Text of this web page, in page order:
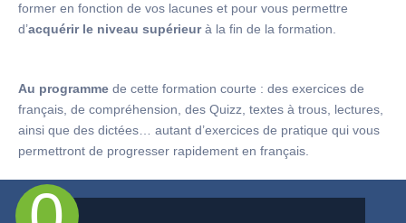
former en fonction de vos lacunes et pour vous permettre
d’acquérir le niveau supérieurà la fin de la formation.
Au programme de cette formation courte : des exercices de
français, de compréhension, des Quizz, textes à trous, lectures,
ainsi que des dictées… autant d’exercices de pratique qui vous
permettront de progresser rapidement en français.